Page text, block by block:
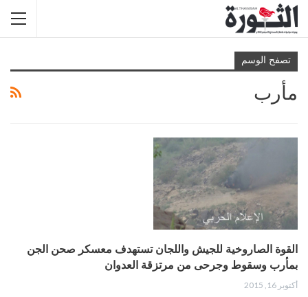
تصفح الوسم
مأرب
القوة الصاروخية للجيش واللجان تستهدف معسكر صحن الجن
بمأرب وسقوط وجرحى من مرتزقة العدوان
أكتوبر 16, 2015